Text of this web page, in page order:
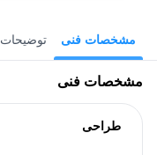
مشخصات فنی توضیحات
مشخصات فنی
طراحی